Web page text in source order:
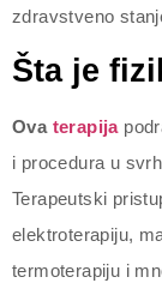
zdravstveno
Šta je
Ova terapija
i procedura u
Terapeutski
elektroterapiju,
termoterapiju i